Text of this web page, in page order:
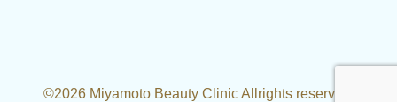
©2026 Miyamoto Beauty Clinic Allrights reserved.